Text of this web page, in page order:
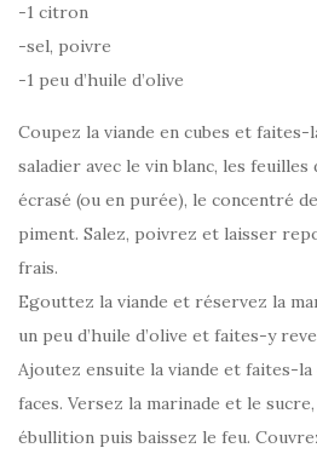
-1 citron
-sel, poivre
-1 peu d’huile d’olive
Coupez la viande en cubes et faites-
saladier avec le vin blanc, les
écrasé (ou en purée), le concentré
piment. Salez, poivrez et laisser
frais.
Egouttez la viande et réservez la
un peu d’huile d’olive et faites-y
Ajoutez ensuite la viande et faites-
faces. Versez la marinade et le
ébullition puis baissez le feu.